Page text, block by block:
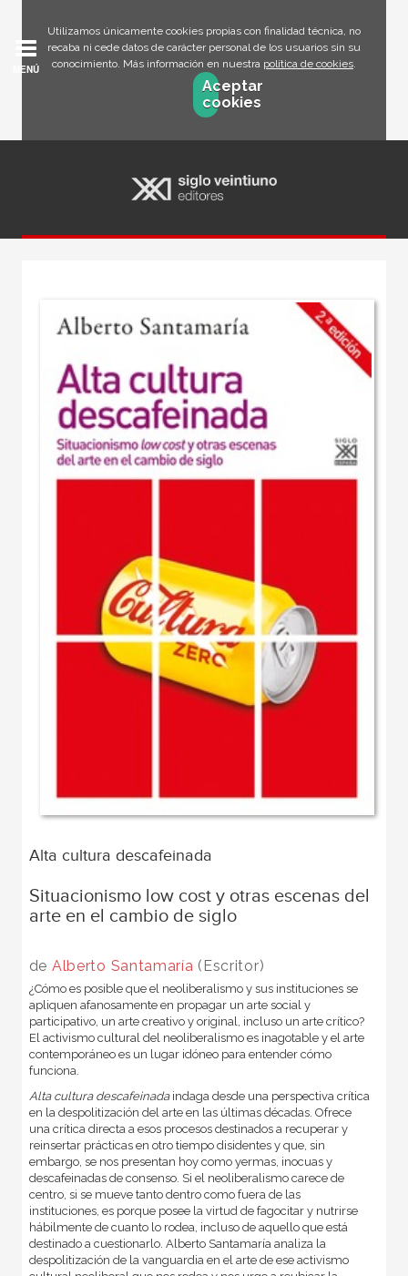
Utilizamos únicamente cookies propias con finalidad técnica, no
recaba ni cede datos de carácter personal de los usuarios sin su
conocimiento. Más información en nuestra política de cookies.
Aceptar
cookies
MENÚ
Alta cultura descafeinada
Situacionismo low cost y otras escenas del
arte en el cambio de siglo
de Alberto Santamaría (Escritor)
¿Cómo es posible que el neoliberalismo y sus instituciones se
apliquen afanosamente en propagar un arte social y
participativo, un arte creativo y original, incluso un arte crítico?
El activismo cultural del neoliberalismo es inagotable y el arte
contemporáneo es un lugar idóneo para entender cómo
funciona.
Alta cultura descafeinada indaga desde una perspectiva crítica
en la despolitización del arte en las últimas décadas. Ofrece
una crítica directa a esos procesos destinados a recuperar y
reinsertar prácticas en otro tiempo disidentes y que, sin
embargo, se nos presentan hoy como yermas, inocuas y
descafeinadas de consenso. Si el neoliberalismo carece de
centro, si se mueve tanto dentro como fuera de las
instituciones, es porque posee la virtud de fagocitar y nutrirse
hábilmente de cuanto lo rodea, incluso de aquello que está
destinado a cuestionarlo. Alberto Santamaría analiza la
despolitización de la vanguardia en el arte de ese activismo